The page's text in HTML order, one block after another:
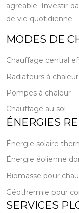
agréable. Investir
de vie quotidienne.
MODES DE
Chauffage central
Radiateurs à
Pompes à chaleur
Chauffage au sol
ÉNERGIES
Énergie solaire
Énergie éolienne
Biomasse pour
Géothermie pour
SERVICES